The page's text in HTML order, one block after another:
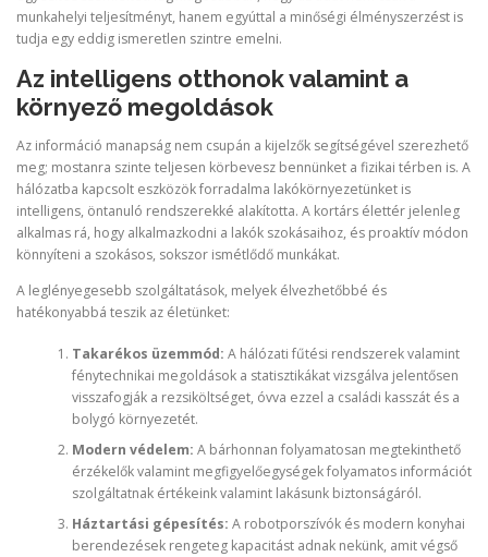
munkahelyi teljesítményt, hanem egyúttal a minőségi élményszerzést is
tudja egy eddig ismeretlen szintre emelni.
Az intelligens otthonok valamint a
környező megoldások
Az információ manapság nem csupán a kijelzők segítségével szerezhető
meg; mostanra szinte teljesen körbevesz bennünket a fizikai térben is. A
hálózatba kapcsolt eszközök forradalma lakókörnyezetünket is
intelligens, öntanuló rendszerekké alakította. A kortárs élettér jelenleg
alkalmas rá, hogy alkalmazkodni a lakók szokásaihoz, és proaktív módon
könnyíteni a szokásos, sokszor ismétlődő munkákat.
A leglényegesebb szolgáltatások, melyek élvezhetőbbé és
hatékonyabbá teszik az életünket:
Takarékos üzemmód: A hálózati fűtési rendszerek valamint
fénytechnikai megoldások a statisztikákat vizsgálva jelentősen
visszafogják a rezsiköltséget, óvva ezzel a családi kasszát és a
bolygó környezetét.
Modern védelem: A bárhonnan folyamatosan megtekinthető
érzékelők valamint megfigyelőegységek folyamatos információt
szolgáltatnak értékeink valamint lakásunk biztonságáról.
Háztartási gépesítés: A robotporszívók és modern konyhai
berendezések rengeteg kapacitást adnak nekünk, amit végső